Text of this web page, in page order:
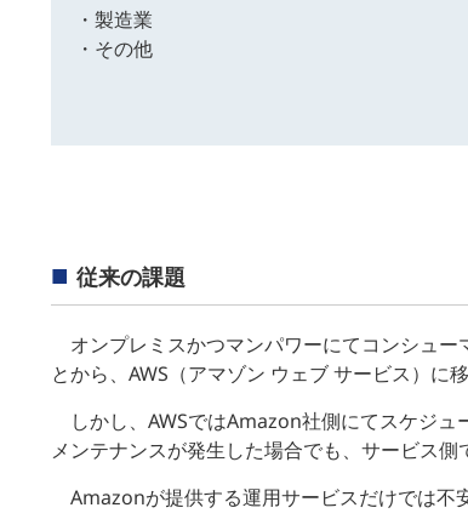
・製造業
・その他
従来の課題
オンプレミスかつマンパワーにてコンシュ
とから、AWS（アマゾン ウェブ サービス）に移
しかし、AWSではAmazon社側にてスケジ
メンテナンスが発生した場合でも、サービス
Amazonが提供する運用サービスだけでは不